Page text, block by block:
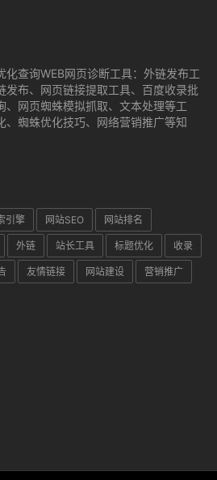
查询WEB网页诊断工具：外链发布工
发布、网页链接提取工具、百度收录批
、网页蜘蛛模拟抓取、文本处理等工
、蜘蛛优化技巧、网络营销推广等知
引擎 网站SEO 网站排名
外链 站长工具 标题优化 收录
友情链接 网站建设 营销推广